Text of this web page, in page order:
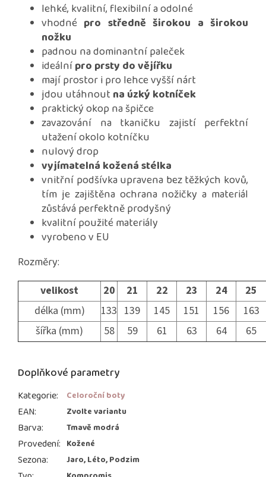
lehké, kvalitní, flexibilní a odolné
vhodné pro středně širokou a širokou
nožku
padnou na dominantní paleček
ideálnípro prsty do vějířku
mají prostor i pro lehce vyšší nárt
jdou utáhnout na úzký kotníček
praktický okop na špičce
zavazování na tkaničku zajistí perfektní
utažení okolo kotníčku
nulový drop
vyjímatelná kožená stélka
vnitřní podšívka upravena bez těžkých kovů,
tím je zajištěna ochrana nožičky a materiál
zůstává perfektně prodyšný
kvalitní použité materiály
vyrobeno v EU
Rozměry:
velikost 20 21 22 23 24
25
délka (mm)
133 139 145 151 156
163
šířka (mm)
58 59 61 63 64 65
Doplňkové parametry
Kategorie: Celoroční boty
EAN: Zvolte variantu
Barva: Tmavě modrá
Provedení: Kožené
Sezona: Jaro, Léto, Podzim